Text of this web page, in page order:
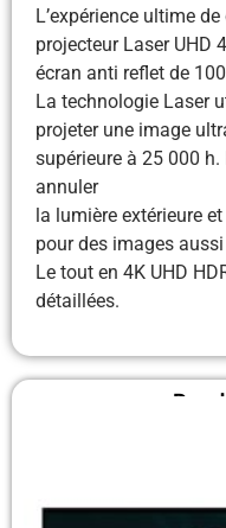
L’expérience ultime
projecteur Laser UHD
écran anti reflet de
La technologie Laser
projeter une image
supérieure à 25 000 h.
annuler
la lumière extérieure
pour des images
Le tout en 4K UHD
détaillées.